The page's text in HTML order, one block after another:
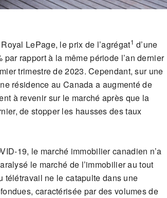
LePage, le prix de l’agrégat1 d’une
rapport à la même période l’an dernier
trimestre de 2023. Cependant, sur une
résidence au Canada a augmenté de
à revenir sur le marché après que la
de stopper les hausses des taux
19, le marché immobilier canadien n’a
le marché de l’immobilier au tout
télétravail ne le catapulte dans une
caractérisée par des volumes de